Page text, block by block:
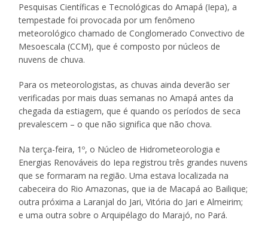
Pesquisas Científicas e Tecnológicas do Amapá (Iepa), a
tempestade foi provocada por um fenômeno
meteorológico chamado de Conglomerado Convectivo de
Mesoescala (CCM), que é composto por núcleos de
nuvens de chuva.
Para os meteorologistas, as chuvas ainda deverão ser
verificadas por mais duas semanas no Amapá antes da
chegada da estiagem, que é quando os períodos de seca
prevalescem – o que não significa que não chova.
Na terça-feira, 1º, o Núcleo de Hidrometeorologia e
Energias Renováveis do Iepa registrou três grandes nuvens
que se formaram na região. Uma estava localizada na
cabeceira do Rio Amazonas, que ia de Macapá ao Bailique;
outra próxima a Laranjal do Jari, Vitória do Jari e Almeirim;
e uma outra sobre o Arquipélago do Marajó, no Pará.